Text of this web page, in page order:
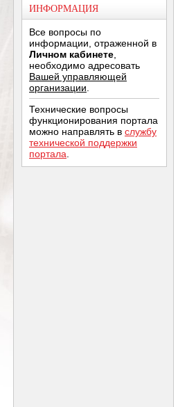
ИНФОРМАЦИЯ
Все вопросы по
информации, отраженной в
Личном кабинете
необходимо адресовать
Вашей управляющей
организации
Технические вопросы
функционирования портала
можно направлять в службу
технической поддержки
портала